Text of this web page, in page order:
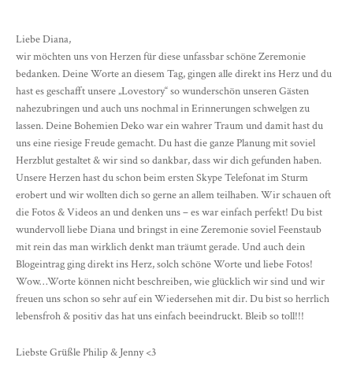
Liebe Diana,
wir möchten uns von Herzen für diese unfassbar schöne Zeremonie
bedanken. Deine Worte an diesem Tag, gingen alle direkt ins Herz und du
hast es geschafft unsere „Lovestory“ so wunderschön unseren Gästen
nahezubringen und auch uns nochmal in Erinnerungen schwelgen zu
lassen. Deine Bohemien Deko war ein wahrer Traum und damit hast du
uns eine riesige Freude gemacht. Du hast die ganze Planung mit soviel
Herzblut gestaltet & wir sind so dankbar, dass wir dich gefunden haben.
Unsere Herzen hast du schon beim ersten Skype Telefonat im Sturm
erobert und wir wollten dich so gerne an allem teilhaben. Wir schauen oft
die Fotos & Videos an und denken uns – es war einfach perfekt! Du bist
wundervoll liebe Diana und bringst in eine Zeremonie soviel Feenstaub
mit rein das man wirklich denkt man träumt gerade. Und auch dein
Blogeintrag ging direkt ins Herz, solch schöne Worte und liebe Fotos!
Wow…Worte können nicht beschreiben, wie glücklich wir sind und wir
freuen uns schon so sehr auf ein Wiedersehen mit dir. Du bist so herrlich
lebensfroh & positiv das hat uns einfach beeindruckt. Bleib so toll!!!
Liebste Grüßle Philip & Jenny <3